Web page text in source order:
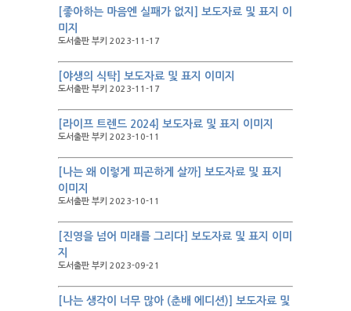
[좋아하는 마음엔 실패가 없지] 보도자료 및 표지 이
미지
도서출판 부키 2023-11-17
[야생의 식탁] 보도자료 및 표지 이미지
도서출판 부키 2023-11-17
[라이프 트렌드 2024] 보도자료 및 표지 이미지
도서출판 부키 2023-10-11
[나는 왜 이렇게 피곤하게 살까] 보도자료 및 표지
이미지
도서출판 부키 2023-10-11
[진영을 넘어 미래를 그리다] 보도자료 및 표지 이미
지
도서출판 부키 2023-09-21
[나는 생각이 너무 많아 (춘배 에디션)] 보도자료 및